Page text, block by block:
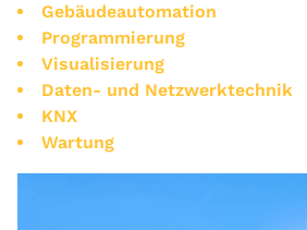
Gebäudeautomation
Programmierung
Visualisierung
Daten- und Netzwerktechnik
KNX
Wartung